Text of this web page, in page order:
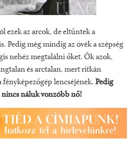
ezek az arcok, de eltűntek a
Pedig még mindig az övék a szépség
nehéz megtalálni őket. Ők azok,
és arctalan, mert ritkán
lencséjének. Pedig
náluk vonzóbb nő!